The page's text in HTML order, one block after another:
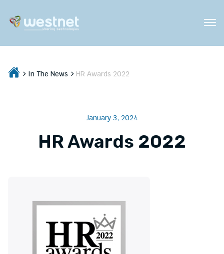
In The News HR Awards 2022
January 3, 2024
HR Awards 2022